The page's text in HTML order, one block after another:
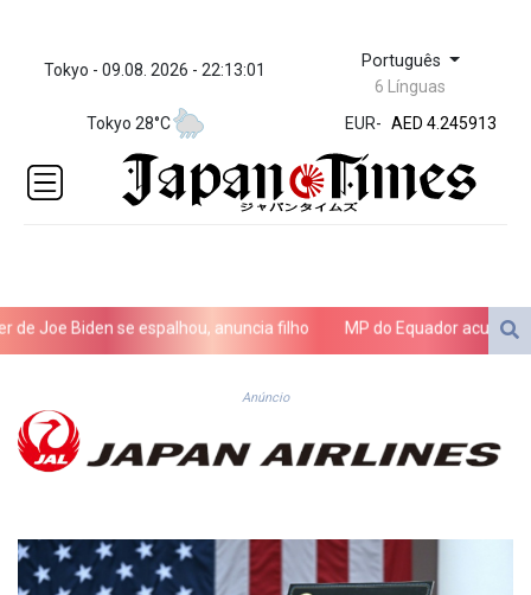
Tokyo - 09.08. 2026 - 22:13:01 Português
6 Línguas
Tokyo 28°C
EUR-
ZWL 372.275202
AED 4.245913
AED 4.245913
ALL 93.218842
AMD
ARS
1724.882567
AUD 1.638747
BBD 2.321671
BIF 3451.157116
Joe Biden se espalhou, anuncia filho MP do Equador acusa sete
Anúncio